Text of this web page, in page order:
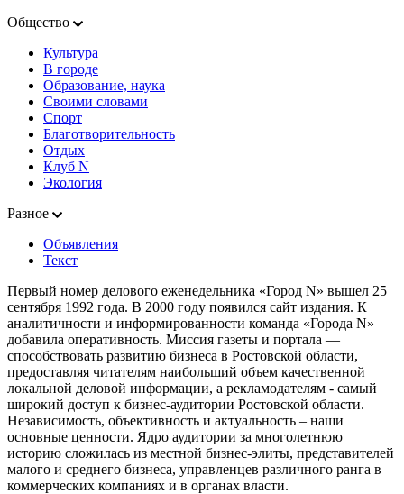
Общество
Культура
В городе
Образование, наука
Своими словами
Спорт
Благотворительность
Отдых
Клуб N
Экология
Разное
Объявления
Текст
Первый номер делового еженедельника «Город N» вышел 25
сентября 1992 года. В 2000 году появился сайт издания. К
аналитичности и информированности команда «Города N»
добавила оперативность. Миссия газеты и портала —
способствовать развитию бизнеса в Ростовской области,
предоставляя читателям наибольший объем качественной
локальной деловой информации, а рекламодателям - самый
широкий доступ к бизнес-аудитории Ростовской области.
Независимость, объективность и актуальность – наши
основные ценности. Ядро аудитории за многолетнюю
историю сложилась из местной бизнес-элиты, представителей
малого и среднего бизнеса, управленцев различного ранга в
коммерческих компаниях и в органах власти.